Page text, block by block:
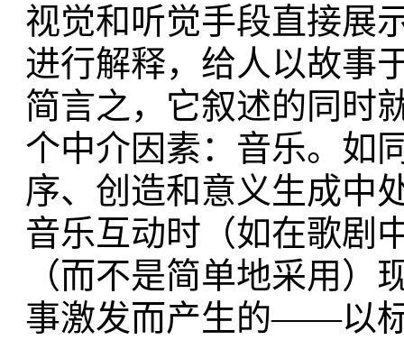
视觉和听觉手段直接展
进行解释，给人以故事
简言之，它叙述的同时
个中介因素：音乐。如
序、创造和意义生成中
音乐互动时（如在歌剧
（而不是简单地采用
事激发而产生的——以